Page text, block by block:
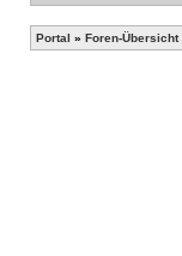
Portal » Foren-Übersicht